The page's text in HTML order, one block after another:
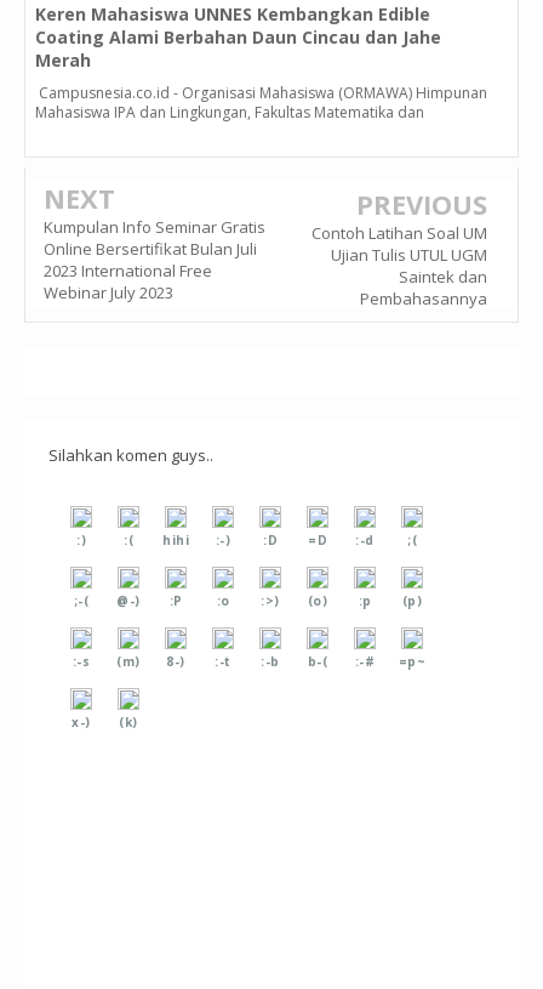
Keren Mahasiswa UNNES Kembangkan Edible
Coating Alami Berbahan Daun Cincau dan Jahe
Merah
Campusnesia.co.id - Organisasi Mahasiswa (ORMAWA) Himpunan
Mahasiswa IPA dan Lingkungan, Fakultas Matematika dan
NEXT
Kumpulan Info Seminar Gratis
Online Bersertifikat Bulan Juli
2023 International Free
Webinar July 2023
PREVIOUS
Contoh Latihan Soal UM
Ujian Tulis UTUL UGM
Saintek dan
Pembahasannya
Silahkan komen guys..
:) :( hihi :-) :D =D :-d ;(
;-( @-) :P :o :>) (o) :p (p)
:-s (m) 8-) :-t :-b b-( :-# =p~
x-) (k)